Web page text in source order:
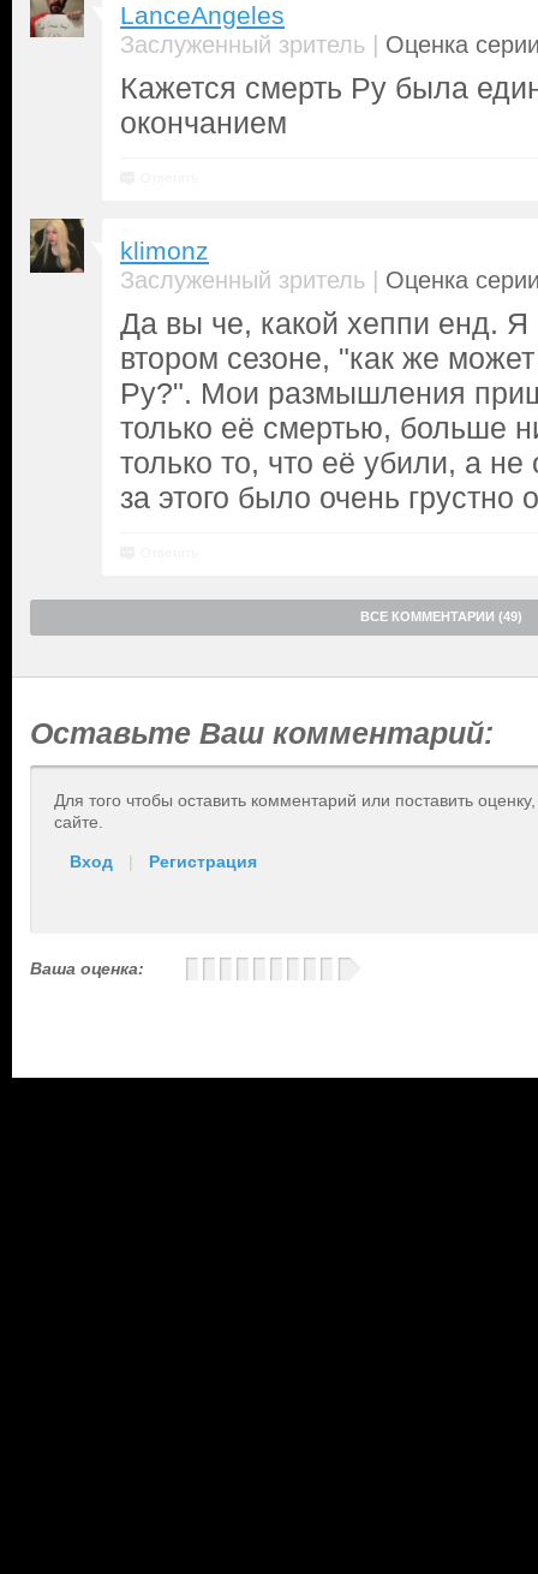
LanceAngeles
Заслуженный зритель | Оценка
Кажется смерть Ру была
окончанием
klimonz
Заслуженный зритель | Оценка
Да вы че, какой хеппи енд.
втором сезоне, "как же
Ру?". Мои размышления
только её смертью, больше
только то, что её убили, а
за этого было очень грустно
ВСЕ КОММЕНТАРИИ (49)
Оставьте Ваш комментарий:
Для того чтобы оставить комментарий или поставить
сайте.
Вход | Регистрация
Ваша оценка: